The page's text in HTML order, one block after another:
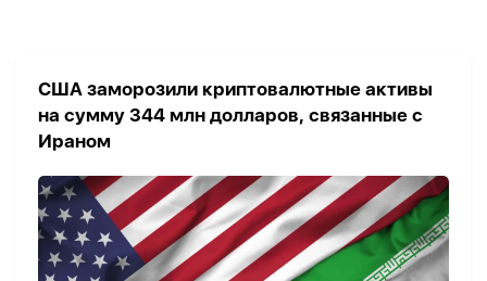
США заморозили криптовалютные активы
на сумму 344 млн долларов, связанные с
Ираном